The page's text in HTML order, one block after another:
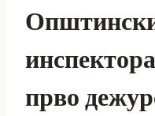
прво